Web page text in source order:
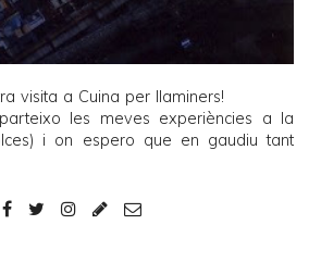
visita a Cuina per llaminers!
les meves experiències a la
i on espero que en gaudiu tant